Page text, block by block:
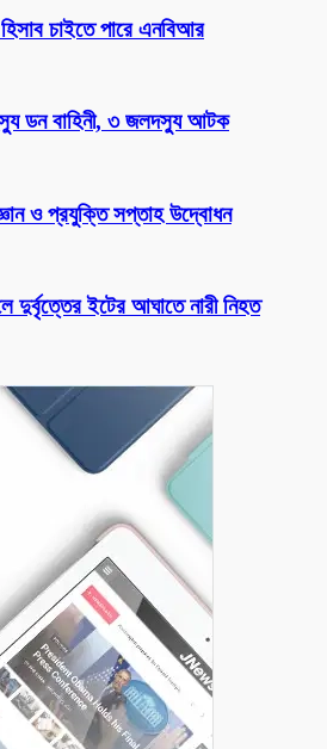
চাইতে পারে এনবিআর
ডন বাহিনী, ৩ জলদস্যু আটক
ও প্রযুক্তি সপ্তাহ উদ্বোধন
দুর্বৃত্তের ইটের আঘাতে নারী নিহত